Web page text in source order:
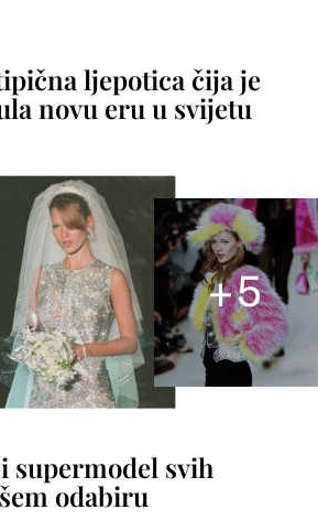
ljepotica čija je
novu eru u svijetu
+5
supermodel svih
odabiru